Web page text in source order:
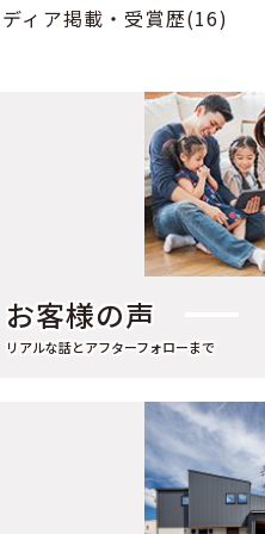
2024年7月（1）
2024年4月（1）
2024年3月（1）
2024年2月（3）
2023年12月（1）
2023年11月（1）
2023年10月（1）
2023年9月（1）
2023年6月（1）
2022年9月（1）
2022年8月（1）
ィア掲載・受賞歴(16)
お客様の声
リアルな話とアフターフォローまで